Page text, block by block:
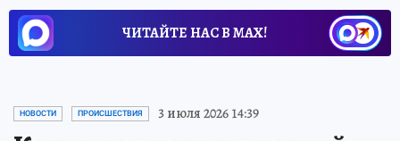
ЧИТАЙТЕ НАС В МАХ!
НОВОСТИ ПРОИСШЕСТВИЯ 3 июля 2026 14:39